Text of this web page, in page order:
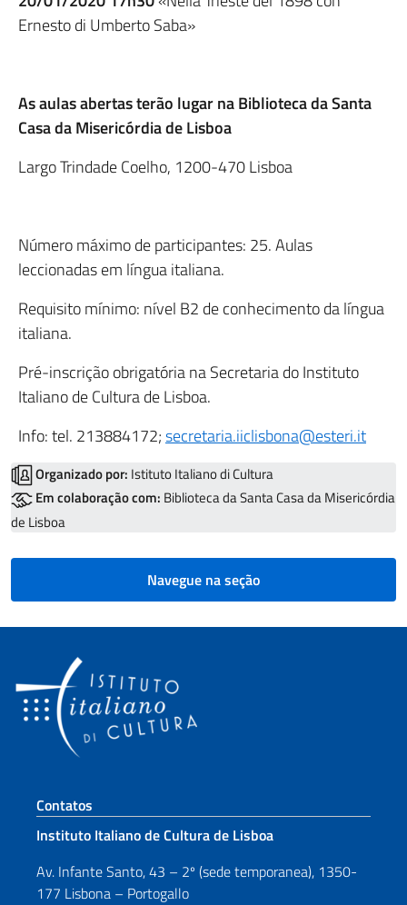
Ernesto di Umberto Saba»
As aulas abertas terão lugar na Biblioteca da Santa
Casa da Misericórdia de Lisboa
Largo Trindade Coelho, 1200-470 Lisboa
Número máximo de participantes: 25. Aulas
leccionadas em língua italiana.
Requisito mínimo: nível B2 de conhecimento da língua
italiana.
Pré-inscrição obrigatória na Secretaria do Instituto
Italiano de Cultura de Lisboa.
Info: tel. 213884172;secretaria.iiclisbona@esteri.it
Organizado por: Istituto Italiano di Cultura
Em colaboração com: Biblioteca da Santa Casa da Misericórdia
de Lisboa
Navegue na seção
Seção de rodapé
Contatos
Instituto Italiano de Cultura de Lisboa
Av. Infante Santo, 43 – 2º (sede temporanea), 1350-
177 Lisbona – Portogallo